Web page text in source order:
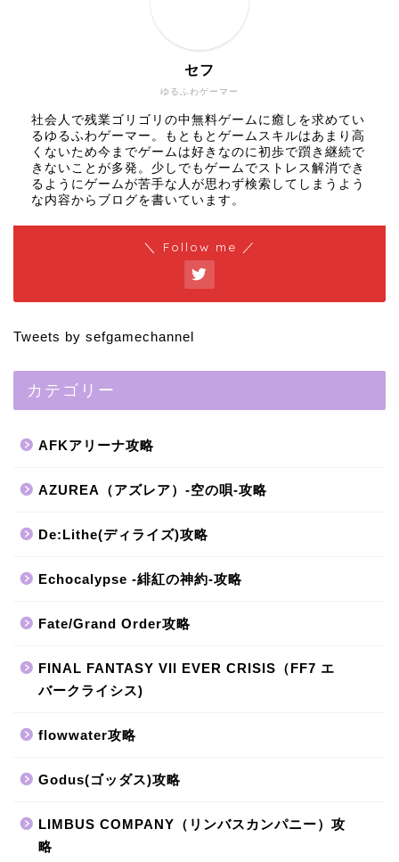
ゆるふわゲーマー
セフ
社会人で残業ゴリゴリの中無料ゲームに癒しを求めてい
るゆるふわゲーマー。もともとゲームスキルはあまり高
くないため今までゲームは好きなのに初歩で躓き継続で
きないことが多発。少しでもゲームでストレス解消でき
るようにゲームが苦手な人が思わず検索してしまうよう
な内容からブログを書いています。
＼ Follow me ／
Tweets by sefgamechannel
カテゴリー
AFKアリーナ攻略
AZUREA（アズレア）-空の唄-攻略
De:Lithe(ディライズ)攻略
Echocalypse -緋紅の神約-攻略
Fate/Grand Order攻略
FINAL FANTASY VII EVER CRISIS（FF7 エ
バークライシス)
flowwater攻略
Godus(ゴッダス)攻略
LIMBUS COMPANY（リンバスカンパニー）攻
略